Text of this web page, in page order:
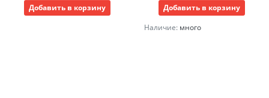
Добавить в корзину
Добавить в корзину
Наличие: много